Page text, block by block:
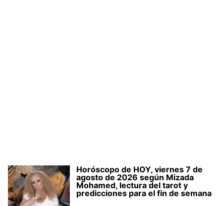
Horóscopo de HOY, viernes 7 de
agosto de 2026 según Mizada
Mohamed, lectura del tarot y
predicciones para el fin de semana